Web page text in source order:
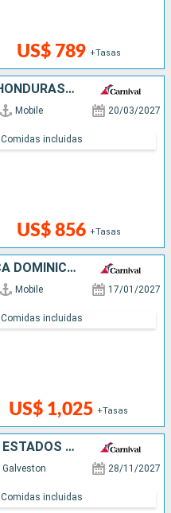
US$ 789 +Tasas
ESTADOS UNIDOS, MÉXICO, HONDURAS, ISLAS CAIMÁN, JAMAICA
Mobile 20/03/2027
US$ 856 +Tasas
Comidas incluidas
ESTADOS UNIDOS, REPÚBLICA DOMINICANA, PUERTO RICO, ARUBA, JAMAICA
Mobile 17/01/2027
US$ 1,025 +Tasas
Comidas incluidas
MÉXICO, HONDURAS, BELICE, ESTADOS UNIDOS
Galveston 28/11/2027
Comidas incluidas